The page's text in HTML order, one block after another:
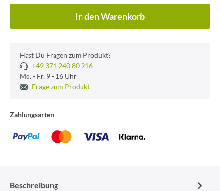
In den Warenkorb
Hast Du Fragen zum Produkt?
+49 371 240 80 916
Mo. - Fr. 9 - 16 Uhr
Frage zum Produkt
Zahlungsarten
Beschreibung